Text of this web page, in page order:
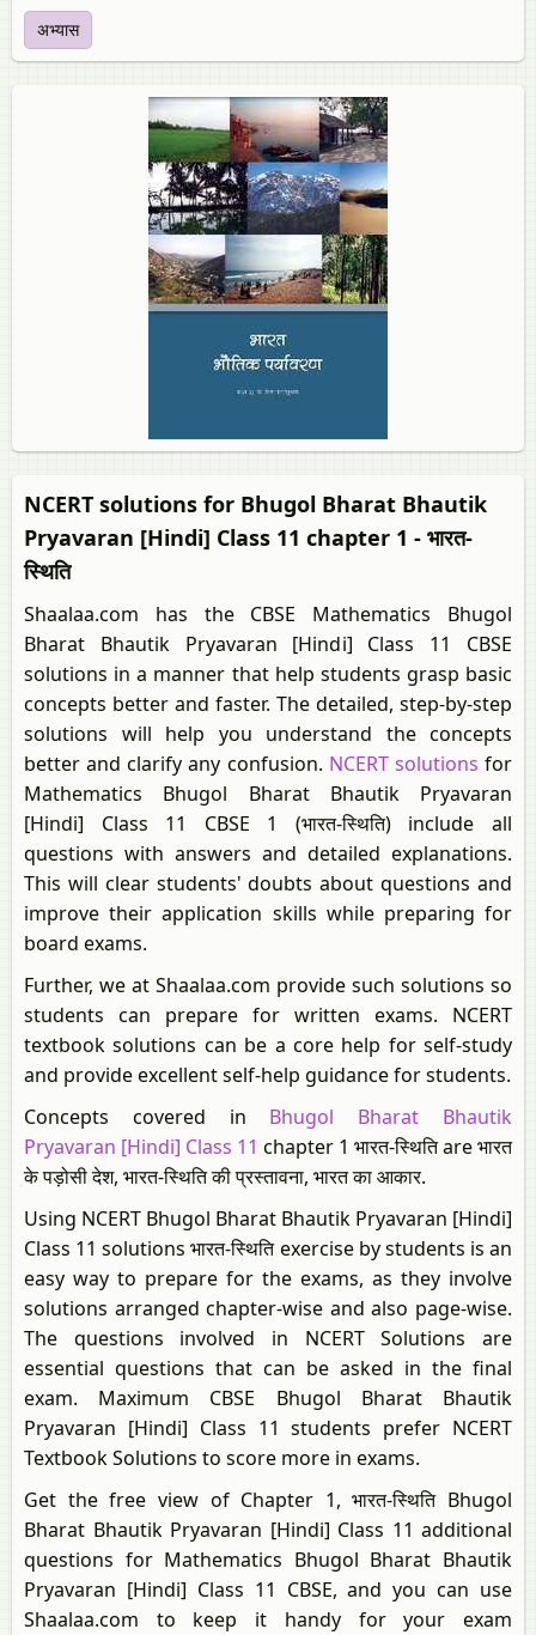
अभ्यास
NCERT solutions for Bhugol Bharat Bhautik
Pryavaran [Hindi] Class 11 chapter 1 - भारत-
स्थिति
Shaalaa.com has the CBSE Mathematics Bhugol
Bharat Bhautik Pryavaran [Hindi] Class 11 CBSE
solutions in a manner that help students grasp basic
concepts better and faster. The detailed, step-by-step
solutions will help you understand the concepts
better and clarify any confusion. NCERT solutions for
Mathematics Bhugol Bharat Bhautik Pryavaran
[Hindi] Class 11 CBSE 1 (भारत-स्थिति) include all
questions with answers and detailed explanations.
This will clear students' doubts about questions and
improve their application skills while preparing for
board exams.
Further, we at Shaalaa.com provide such solutions so
students can prepare for written exams. NCERT
textbook solutions can be a core help for self-study
and provide excellent self-help guidance for students.
Concepts covered in Bhugol Bharat Bhautik
Pryavaran [Hindi] Class 11 chapter 1 भारत-स्थिति are भारत
के पड़ोसी देश, भारत-स्थिति की प्रस्तावना, भारत का आकार.
Using NCERT Bhugol Bharat Bhautik Pryavaran [Hindi]
Class 11 solutions भारत-स्थिति exercise by students is an
easy way to prepare for the exams, as they involve
solutions arranged chapter-wise and also page-wise.
The questions involved in NCERT Solutions are
essential questions that can be asked in the final
exam. Maximum CBSE Bhugol Bharat Bhautik
Pryavaran [Hindi] Class 11 students prefer NCERT
Textbook Solutions to score more in exams.
Get the free view of Chapter 1, भारत-स्थिति Bhugol
Bharat Bhautik Pryavaran [Hindi] Class 11 additional
questions for Mathematics Bhugol Bharat Bhautik
Pryavaran [Hindi] Class 11 CBSE, and you can use
Shaalaa.com to keep it handy for your exam